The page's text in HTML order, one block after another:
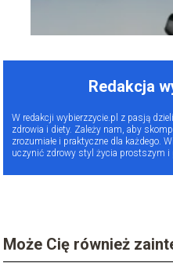
Redakcja
W redakcji wybierzzycie.pl z pasją
zdrowia i diety. Zależy nam, aby
zrozumiałe i praktyczne dla każdego.
uczynić zdrowy styl życia prostszym i
Może Cię również